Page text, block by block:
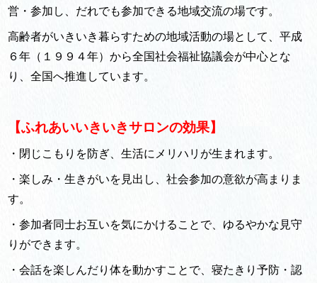
営・参加し、だれでも参加できる地域交流の場です。
高齢者がいきいき暮らすための地域活動の場として、平成
６年（１９９４年）から全国社会福祉協議会が中心とな
り、全国へ推進しています。
【ふれあいいきいきサロンの効果】
・閉じこもりを防ぎ、生活にメリハリが生まれます。
・楽しみ・生きがいを見出し、社会参加の意欲が高まりま
す。
・参加者同士お互いを気にかけることで、ゆるやかな見守
りができます。
・会話を楽しんだり体を動かすことで、寝たきり予防・認